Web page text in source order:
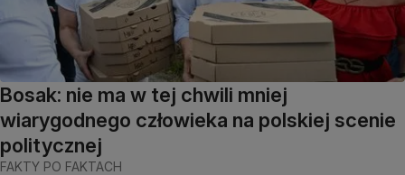
Bosak: nie ma w tej chwili mniej
wiarygodnego człowieka na polskiej scenie
politycznej
FAKTY PO FAKTACH